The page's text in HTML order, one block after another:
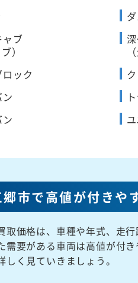
ャブ
）
ック
ン
市で高値が付きや
取価格は、車種や年式、走
需要がある車両は高値が付
しく見ていきましょう。